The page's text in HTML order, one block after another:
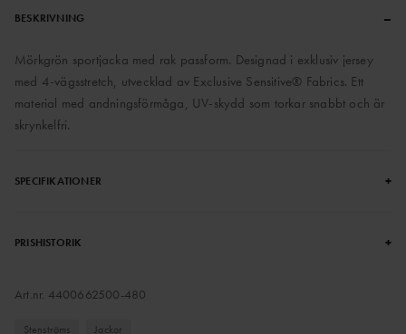
BESKRIVNING –
Mörkgrön sportjacka med rak passform. Designad i exklusiv jersey
med 4-vägsstretch, utvecklad av Exclusive Sensitive® Fabrics. Ett
material med andningsförmåga, UV-skydd som torkar snabbt och är
skrynkelfri.
SPECIFIKATIONER +
PRISHISTORIK +
Art.nr. 4400662500-480
Stenströms Jackor